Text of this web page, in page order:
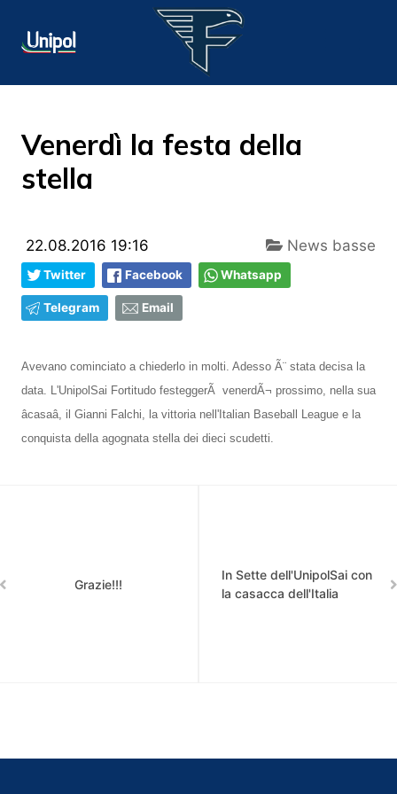
Venerdì la festa della
stella
22.08.2016 19:16 News basse
Twitter Facebook Whatsapp
Telegram Email
Avevano cominciato a chiederlo in molti. Adesso Ã¨ stata decisa la
data. L'UnipolSai Fortitudo festeggerÃ venerdÃ¬ prossimo, nella sua
âcasaâ, il Gianni Falchi, la vittoria nell'Italian Baseball League e la
conquista della agognata stella dei dieci scudetti.
Grazie!!!
In Sette dell'UnipolSai con
la casacca dell'Italia